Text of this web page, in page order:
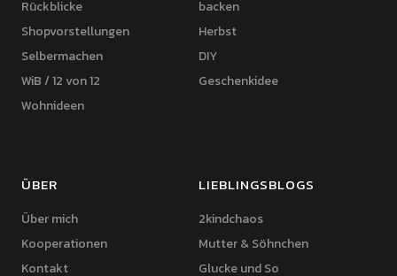
Rückblicke
Shopvorstellungen
Selbermachen
WiB / 12 von 12
Wohnideen
backen
Herbst
DIY
Geschenkidee
ÜBER
Über mich
Kooperationen
Kontakt
LIEBLINGSBLOGS
2kindchaos
Mutter & Söhnchen
Glucke und So